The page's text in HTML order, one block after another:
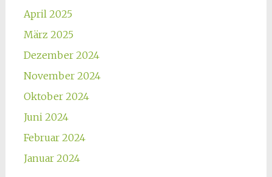
April 2025
März 2025
Dezember 2024
November 2024
Oktober 2024
Juni 2024
Februar 2024
Januar 2024